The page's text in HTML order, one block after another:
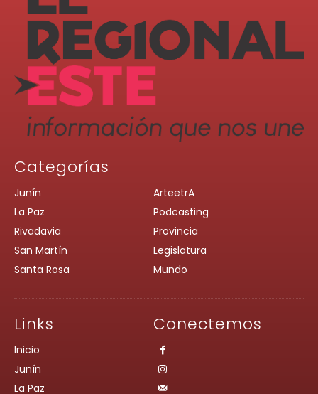
Categorías
Junín
La Paz
Rivadavia
San Martín
Santa Rosa
ArteetrA
Podcasting
Provincia
Legislatura
Mundo
Links
Inicio
Junín
La Paz
Conectemos